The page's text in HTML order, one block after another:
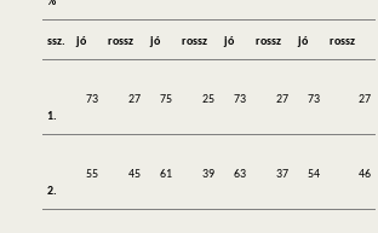
ssz. jó rossz jó rossz jó rossz jó rossz
1.
73 27 75 25 73 27 73 27
2.
55 45 61 39 63 37 54 46